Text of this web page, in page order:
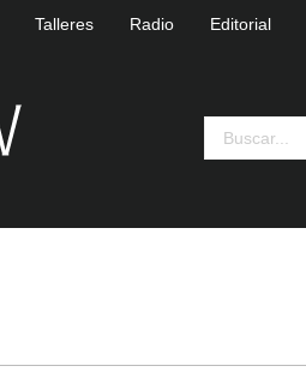
Talleres Radio Editorial